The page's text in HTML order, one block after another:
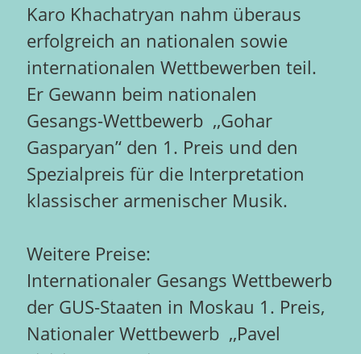
Karo Khachatryan nahm überaus
erfolgreich an nationalen sowie
internationalen Wettbewerben teil.
Er Gewann beim nationalen
Gesangs-Wettbewerb ,,Gohar
Gasparyan’‘ den 1. Preis und den
Spezialpreis für die Interpretation
klassischer armenischer Musik.
Weitere Preise:
Internationaler Gesangs Wettbewerb
der GUS-Staaten in Moskau 1. Preis,
Nationaler Wettbewerb ,,Pavel